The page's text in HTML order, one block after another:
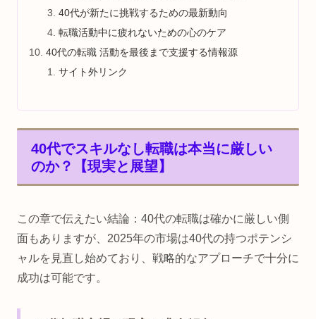
40代が新たに挑戦するための最新動向
転職活動中に疲れないための心のケア
40代の転職 活動を最後まで支援する情報源
サイト外リンク
40代でスキルなし転職は本当に厳しい
のか？【現実と展望】
この章で伝えたい結論：40代の転職は確かに厳しい側
面もありますが、2025年の市場は40代の持つポテンシ
ャルを見直し始めており、戦略的なアプローチで十分に
成功は可能です。